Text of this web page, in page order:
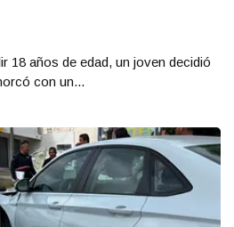
18 años de edad, un joven decidió
con un...